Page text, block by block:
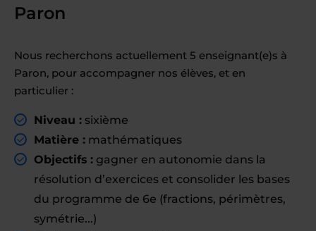
Paron
Nous recherchons actuellement 5 enseignant(e)s à
Paron, pour accompagner nos élèves, et en
particulier :
Niveau : sixième
Matière : mathématiques
Objectifs : gagner en autonomie dans la
résolution d’exercices et consolider les bases
du programme de 6e (fractions, périmètres,
symétrie...)